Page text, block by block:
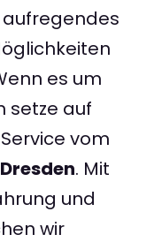
aufregendes
es um
setze auf
vom
. Mit
und
wir